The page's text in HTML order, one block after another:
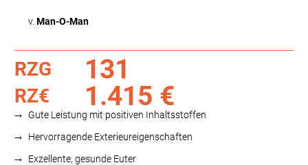
v. Man-O-Man
RZG 131
RZ€ 1.415 €
Gute Leistung mit positiven Inhaltsstoffen
Hervorragende Exterieureigenschaften
Exzellente, gesunde Euter